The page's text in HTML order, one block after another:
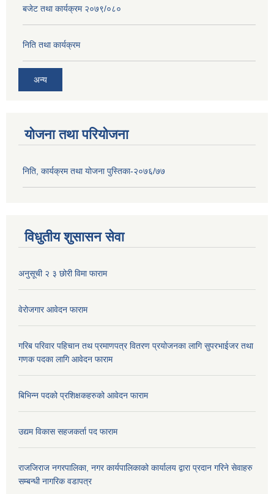
बजेट तथा कार्यक्रम २०७९/०८०
निति तथा कार्यक्रम
अन्य
योजना तथा परियोजना
निति, कार्यक्रम तथा योजना पुस्तिका-२०७६/७७
विधुतीय शुसासन सेवा
अनुसूची २ ३ छोरी विमा फाराम
वेरोजगार आवेदन फाराम
गरिब परिवार पहिचान तथ प्रमाणपत्र वितरण प्रयोजनका लागि सुपरभाईजर तथा
गणक पदका लागि आवेदन फाराम
बिभिन्न पदको प्रशिक्षकहरुको आवेदन फाराम
उद्यम विकास सहजकर्ता पद फाराम
राजजिराज नगरपालिका, नगर कार्यपालिकाको कार्यालय द्वारा प्रदान गरिने सेवाहरु
सम्बन्धी नागरिक वडापत्र